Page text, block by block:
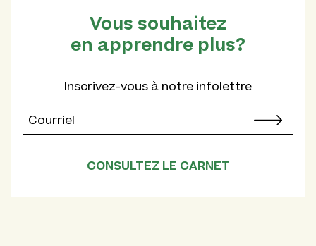
Vous souhaitez
en apprendre plus?
Inscrivez-vous à notre infolettre
CONSULTEZ LE CARNET